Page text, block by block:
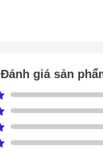
Đánh giá sản